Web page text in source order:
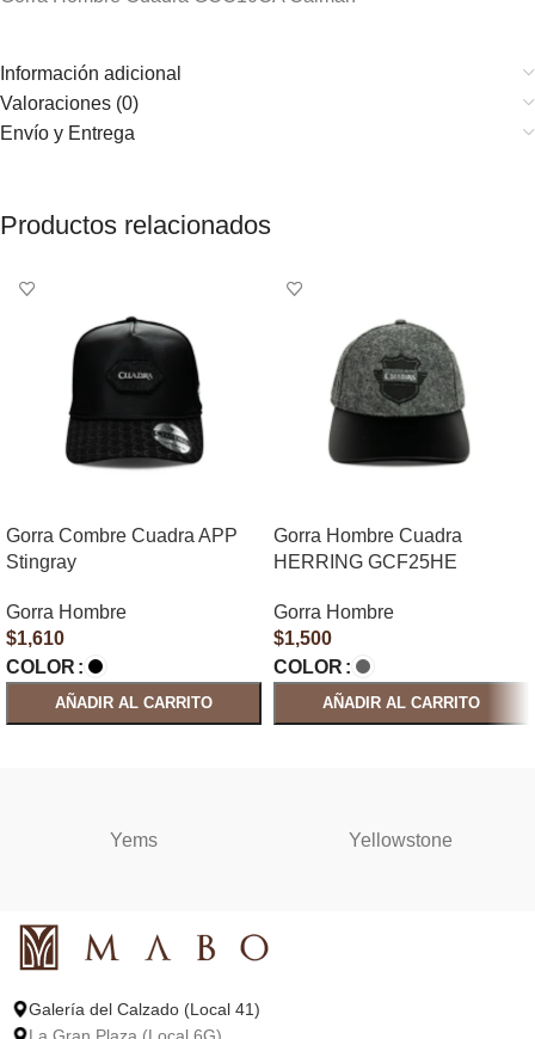
Información adicional
Valoraciones (0)
Envío y Entrega
Productos relacionados
Gorra Combre Cuadra APP
Stingray
Gorra Hombre
$1,610
COLOR
AÑADIR AL CARRITO
Gorra Hombre Cuadra
HERRING GCF25HE
Gorra Hombre
$1,500
COLOR
AÑADIR AL CARRITO
Yems Yellowstone
Galería del Calzado (Local 41)